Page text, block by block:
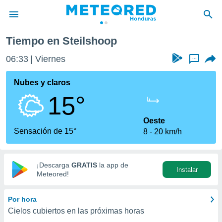
de
ha sido
calidad.
a este
las
y
digital
basada
Tiempo en Steilshoop
06:33 Viernes ...
Nubes y claros
15°
Sensación de 15°
Oeste
8
20 km/h
¡Descarga GRATIS la app de
Meteored!
Instalar
Por hora
Cielos cubiertos en las próximas horas